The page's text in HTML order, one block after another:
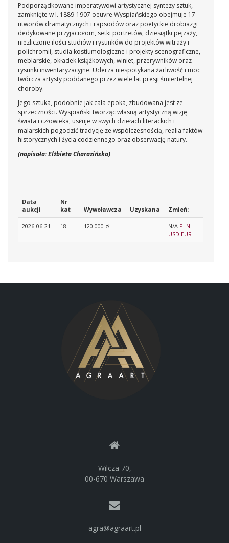
Podporządkowane imperatywowi artystycznej syntezy sztuk,
zamknięte w l. 1889-1907 oeuvre Wyspiańskiego obejmuje 17
utworów dramatycznych i rapsodów oraz poetyckie drobiazgi
dedykowane przyjaciołom, setki portretów, dziesiątki pejzaży,
niezliczone ilości studiów i rysunków do projektów witraży i
polichromii, studia kostiumologiczne i projekty scenograficzne,
meblarskie, okładek książkowych, winiet, przerywników oraz
rysunki inwentaryzacyjne. Uderza niespotykana żarliwość i moc
twórcza artysty poddanego przez wiele lat presji śmiertelnej
choroby.
Jego sztuka, podobnie jak cała epoka, zbudowana jest ze
sprzeczności. Wyspiański tworząc własną artystyczną wizję
świata i człowieka, usiłuje w swych dziełach literackich i
malarskich pogodzić tradycję ze współczesnością, realia faktów
historycznych i życia codziennego oraz obserwację natury.
(napisała: Elżbieta Charazińska)
Data
aukcji
Nr
kat
Wywoławcza Uzyskana Zmień:
2026-06-21 18 120 000 zł - N/A PLN
USD EUR
Wilcza 70,
00-670 Warszawa
agra@agraart.pl